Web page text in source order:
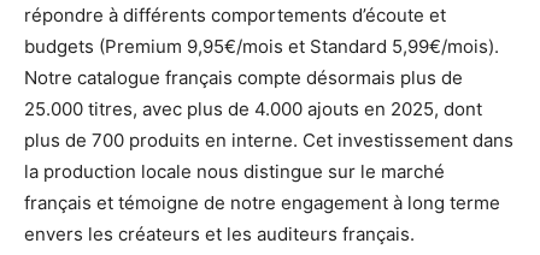
répondre à différents comportements d’écoute et
budgets (Premium 9,95€/mois et Standard 5,99€/mois).
Notre catalogue français compte désormais plus de
25.000 titres, avec plus de 4.000 ajouts en 2025, dont
plus de 700 produits en interne. Cet investissement dans
la production locale nous distingue sur le marché
français et témoigne de notre engagement à long terme
envers les créateurs et les auditeurs français.